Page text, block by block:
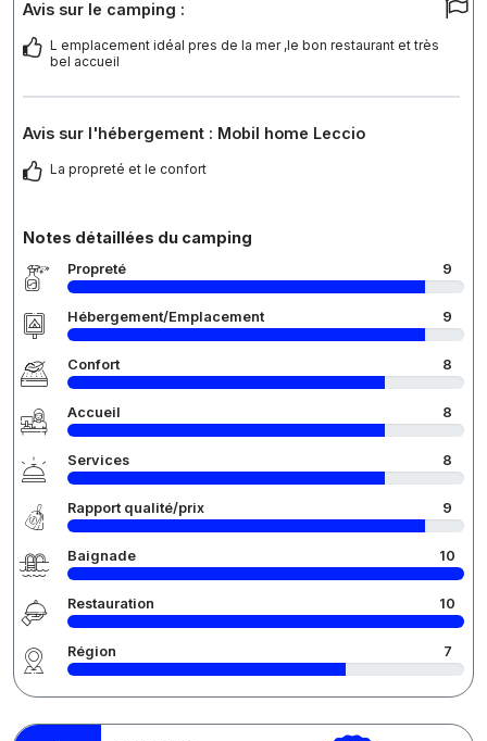
Avis sur le camping :
L emplacement idéal pres de la mer ,le bon restaurant et très
bel accueil
Avis sur l'hébergement : Mobil home Leccio
La propreté et le confort
Notes détaillées du camping
Propreté 9
Hébergement/Emplacement 9
Confort 8
Accueil 8
Services 8
Rapport qualité/prix 9
Baignade 10
Restauration 10
Région 7